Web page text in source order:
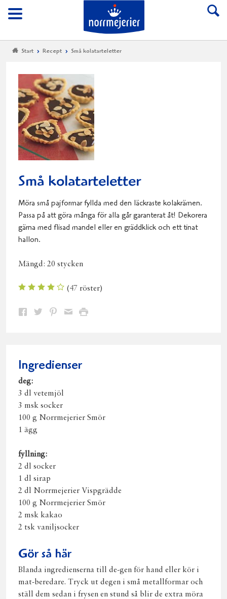
Meny
Till Norrmejerier
Start Recept Små kolatarteletter
Små kolatarteletter
Möra små pajformar fyllda med den läckraste kolakrämen.
Passa på att göra många för alla går garanterat åt! Dekorera
gärna med flisad mandel eller en gräddklick och ett tinat
hallon.
Mängd: 20 stycken
(47 röster)
Dela Dela Dela DelaSkriv
Ingredienser
deg:
3 dl vetemjöl
3 msk socker
100 g Norrmejerier Smör
1 ägg
fyllning:
2 dl socker
1 dl sirap
2 dl Norrmejerier Vispgrädde
100 g Norrmejerier Smör
2 msk kakao
2 tsk vaniljsocker
Gör så här
Blanda ingredienserna till de-gen för hand eller kör i
mat-beredare. Tryck ut degen i små metallformar och
ställ dem sedan i frysen en stund så blir de extra möra